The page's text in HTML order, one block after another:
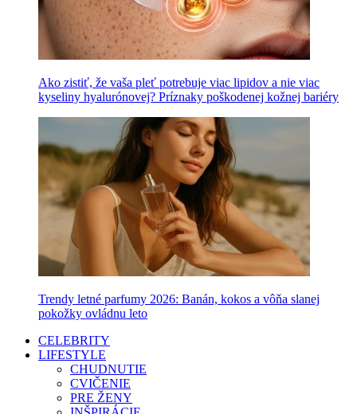
Ako zistiť, že vaša pleť potrebuje viac lipidov a nie viac
kyseliny hyalurónovej? Príznaky poškodenej kožnej bariéry
Trendy letné parfumy 2026: Banán, kokos a vôňa slanej
pokožky ovládnu leto
CELEBRITY
LIFESTYLE
CHUDNUTIE
CVIČENIE
PRE ŽENY